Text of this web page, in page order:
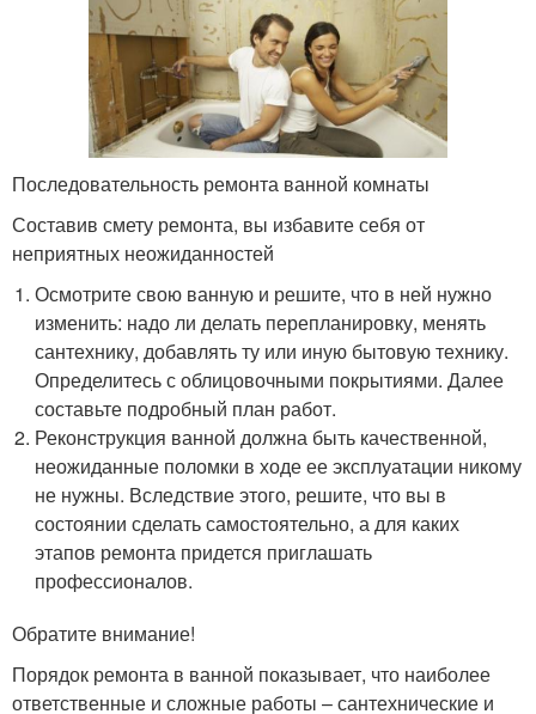
Последовательность ремонта ванной комнаты
Составив смету ремонта, вы избавите себя от
неприятных неожиданностей
Осмотрите свою ванную и решите, что в ней нужно
изменить: надо ли делать перепланировку, менять
сантехнику, добавлять ту или иную бытовую технику.
Определитесь с облицовочными покрытиями. Далее
составьте подробный план работ.
Реконструкция ванной должна быть качественной,
неожиданные поломки в ходе ее эксплуатации никому
не нужны. Вследствие этого, решите, что вы в
состоянии сделать самостоятельно, а для каких
этапов ремонта придется приглашать
профессионалов.
Обратите внимание!
Порядок ремонта в ванной показывает, что наиболее
ответственные и сложные работы – сантехнические и